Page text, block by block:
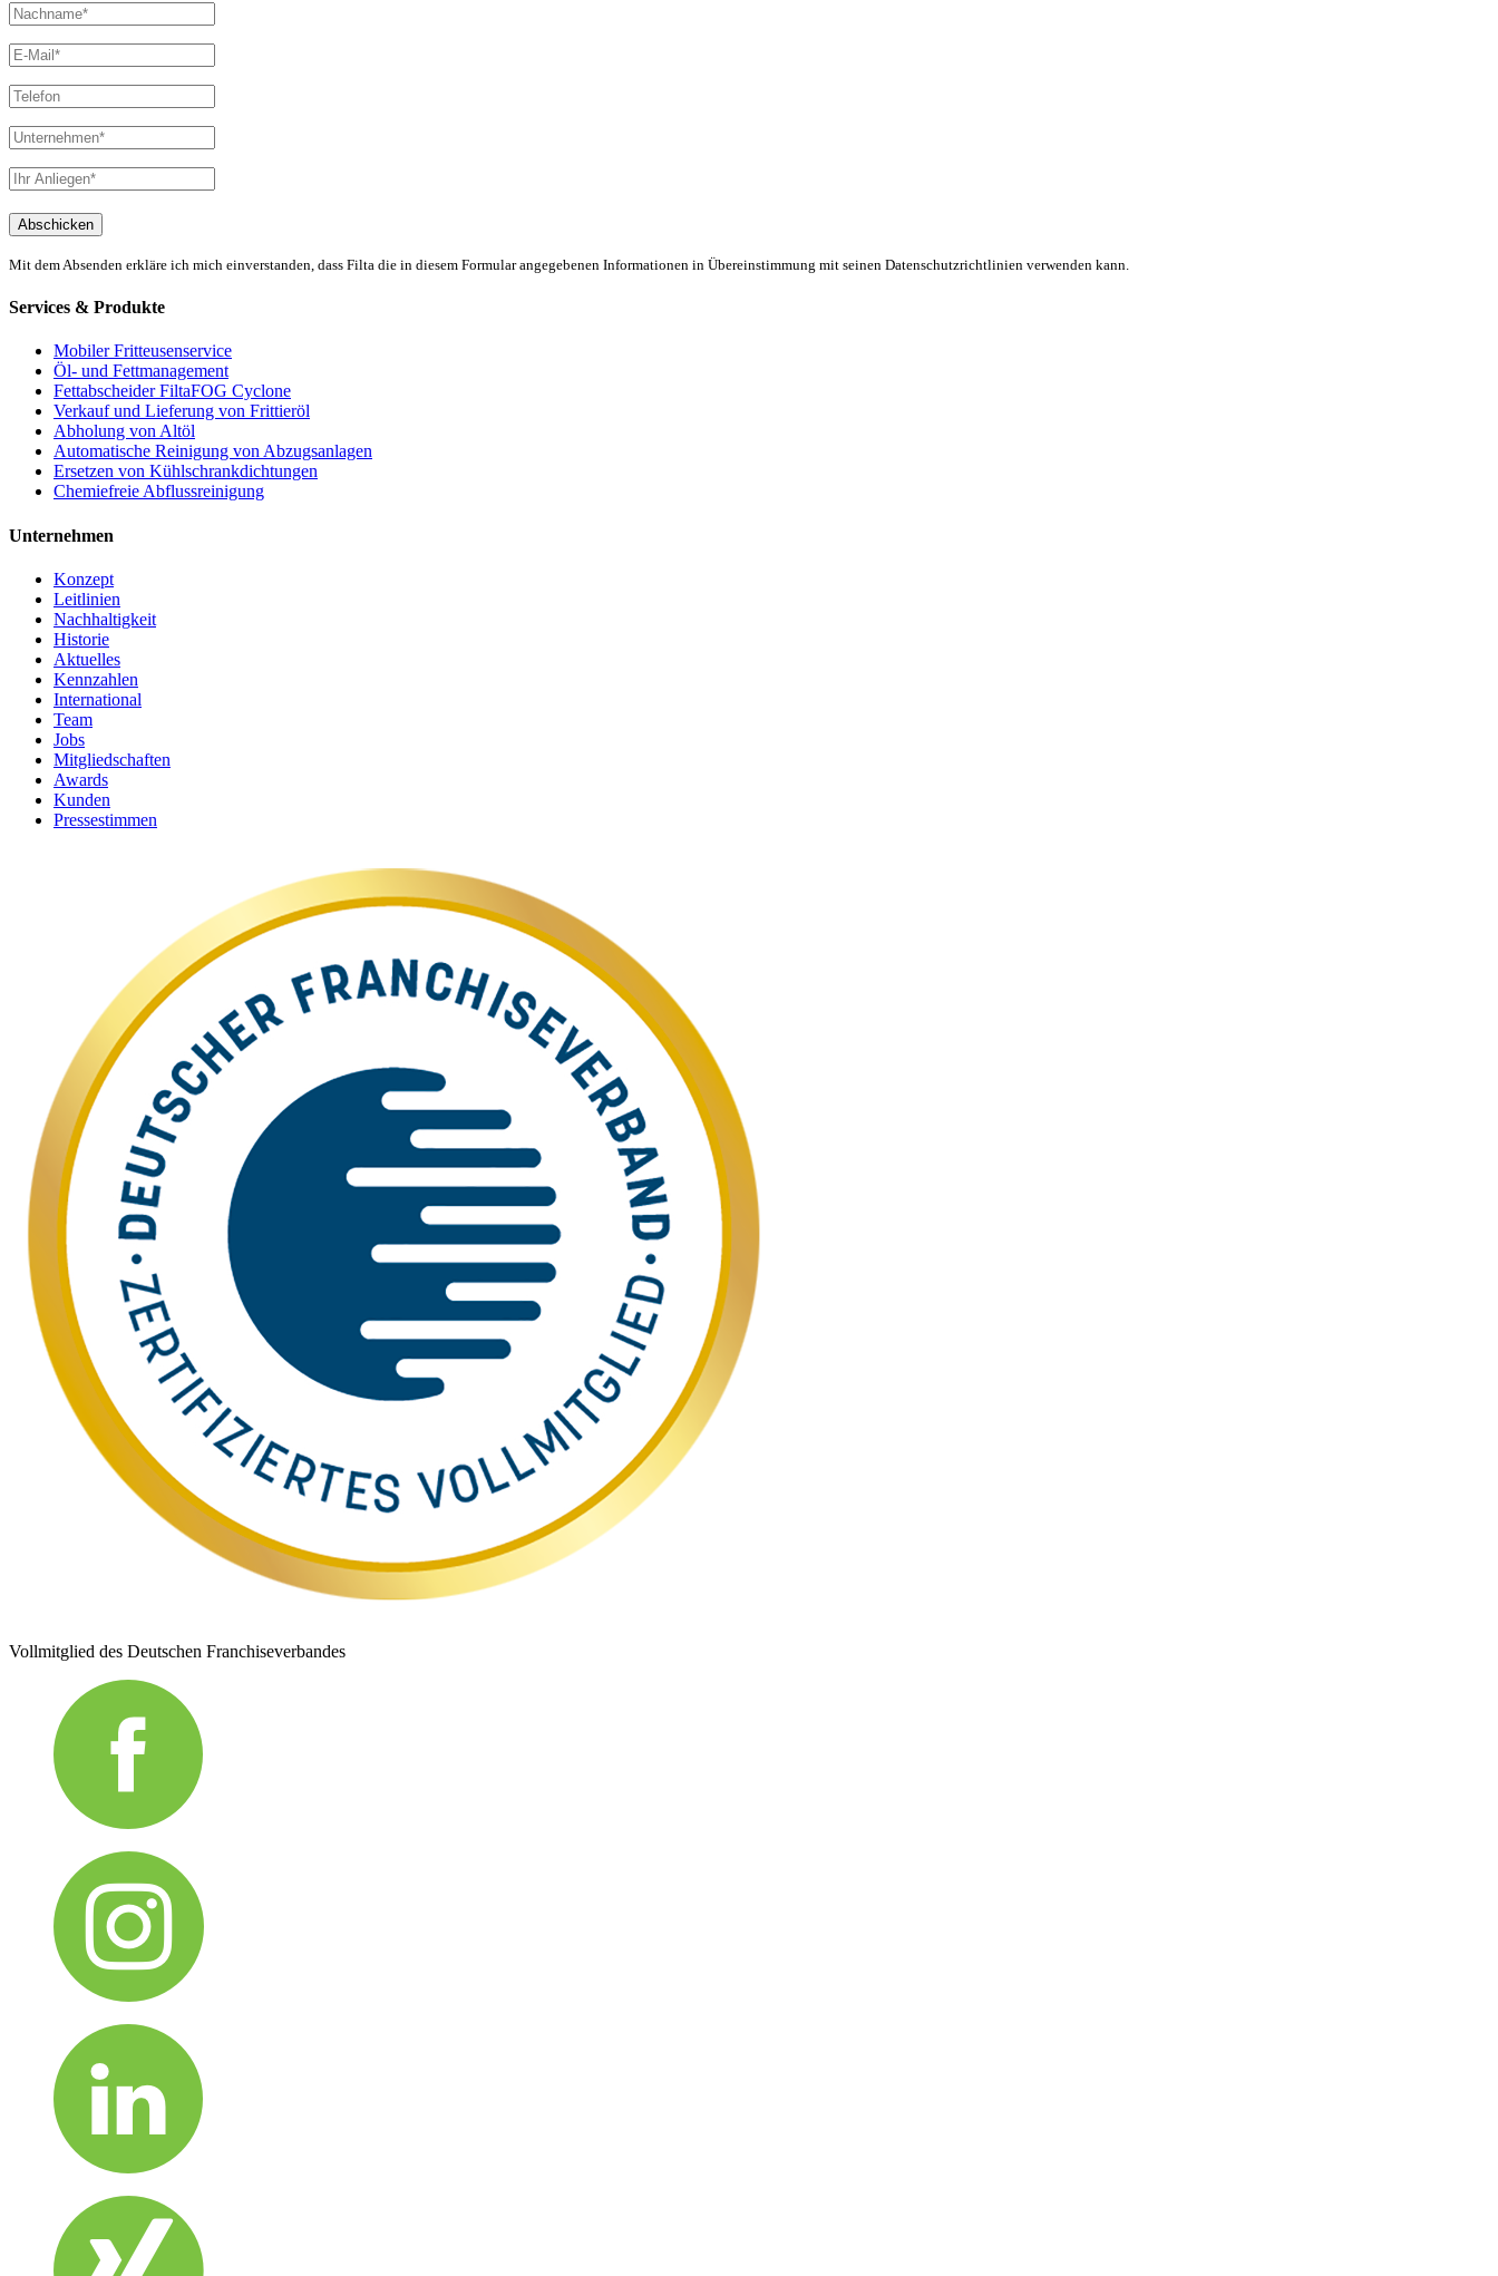
Mit dem Absenden erkläre ich mich einverstanden, dass Filta die in diesem Formular angegebenen Informationen in Übereinstimmung mit seinen Datenschutzrichtlinien verwenden kann.
Services & Produkte
Mobiler Fritteusenservice
Öl- und Fettmanagement
Fettabscheider FiltaFOG Cyclone
Verkauf und Lieferung von Frittieröl
Abholung von Altöl
Automatische Reinigung von Abzugsanlagen
Ersetzen von Kühlschrankdichtungen
Chemiefreie Abflussreinigung
Unternehmen
Konzept
Leitlinien
Nachhaltigkeit
Historie
Aktuelles
Kennzahlen
International
Team
Jobs
Mitgliedschaften
Awards
Kunden
Pressestimmen
Vollmitglied des Deutschen Franchiseverbandes